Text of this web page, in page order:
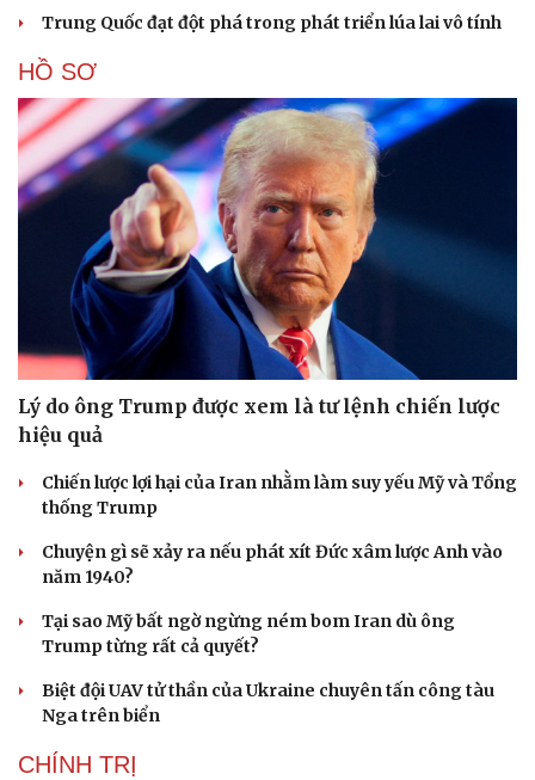
Trung Quốc đạt đột phá trong phát triển lúa lai vô tính
HỒ SƠ
Lý do ông Trump được xem là tư lệnh chiến lược
hiệu quả
Chiến lược lợi hại của Iran nhằm làm suy yếu Mỹ và Tổng
thống Trump
Chuyện gì sẽ xảy ra nếu phát xít Đức xâm lược Anh vào
năm 1940?
Tại sao Mỹ bất ngờ ngừng ném bom Iran dù ông
Trump từng rất cả quyết?
Biệt đội UAV tử thần của Ukraine chuyên tấn công tàu
Nga trên biển
CHÍNH TRỊ